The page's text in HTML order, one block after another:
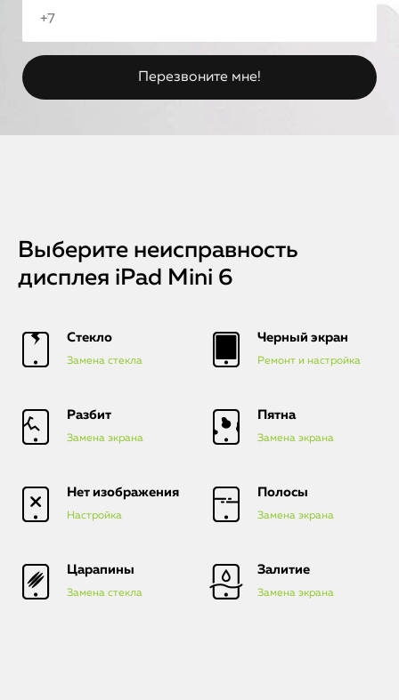
Выберите неисправность
дисплея iPad Mini 6
Стекло
Замена стекла
Черный экран
Ремонт и настройка
Разбит
Замена экрана
Пятна
Замена экрана
Нет изображения
Настройка
Полосы
Замена экрана
Царапины
Замена стекла
Залитие
Замена экрана